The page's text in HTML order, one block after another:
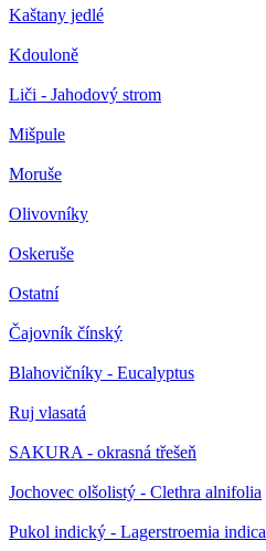
Kaštany jedlé
Kdouloně
Liči - Jahodový strom
Mišpule
Moruše
Olivovníky
Oskeruše
Ostatní
Čajovník čínský
Blahovičníky - Eucalyptus
Ruj vlasatá
SAKURA - okrasná třešeň
Jochovec olšolistý - Clethra alnifolia
Pukol indický - Lagerstroemia indica